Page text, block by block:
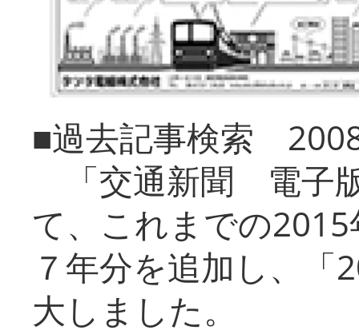
■過去記事検索
「交通新聞 電子
て、これまでの
７年分を追加し、「
大しまし